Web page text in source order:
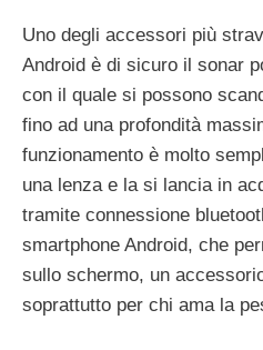
Uno degli accessori più
Android è di sicuro il sonar
con il quale si possono
fino ad una profondità
funzionamento è molto
una lenza e la si lancia in
tramite connessione
smartphone Android, che
sullo schermo, un
soprattutto per chi ama la